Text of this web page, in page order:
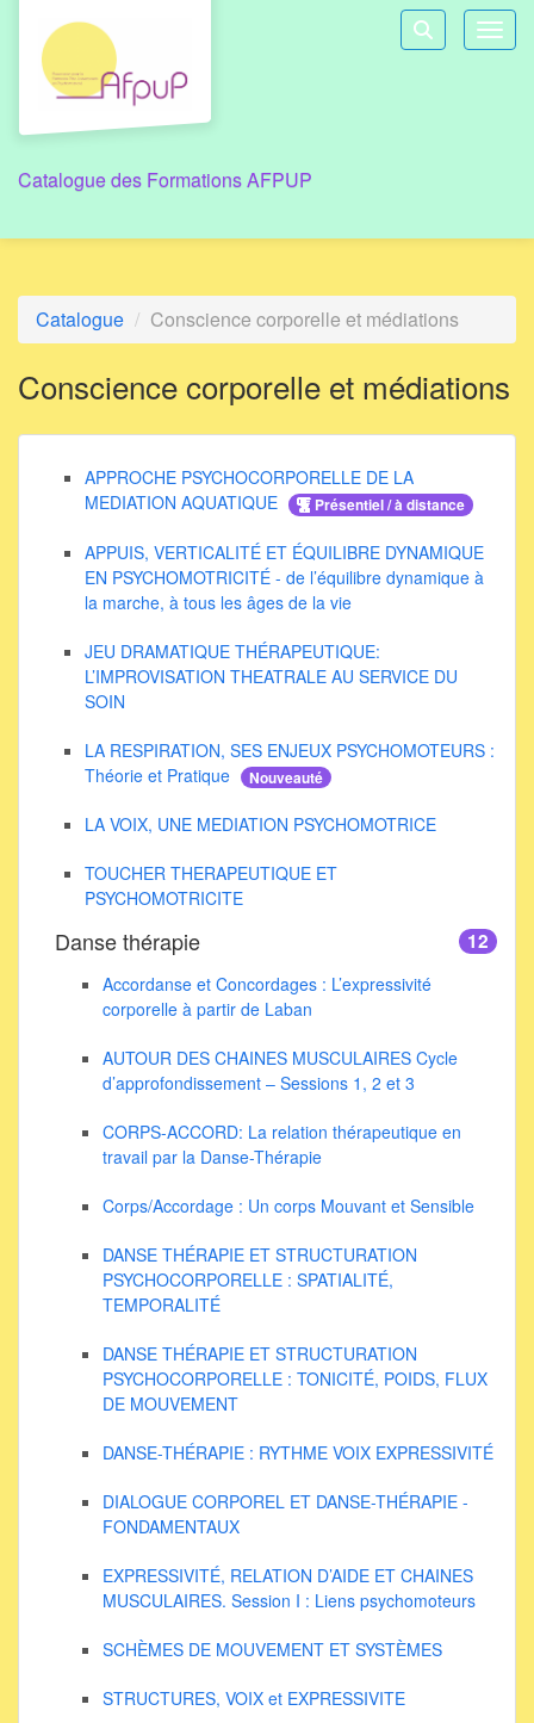
Aller au menu principal
Aller au contenu principal
Personnaliser l'interface
Rechercher
Catalogue des Formations AFPUP
Catalogue Conscience corporelle et médiations
Conscience corporelle et médiations
APPROCHE PSYCHOCORPORELLE DE LA
MEDIATION AQUATIQUE
Présentiel / à distance
APPUIS, VERTICALITÉ ET ÉQUILIBRE DYNAMIQUE
EN PSYCHOMOTRICITÉ - de l’équilibre dynamique à
la marche, à tous les âges de la vie
JEU DRAMATIQUE THÉRAPEUTIQUE:
L’IMPROVISATION THEATRALE AU SERVICE DU
SOIN
LA RESPIRATION, SES ENJEUX PSYCHOMOTEURS :
Théorie et Pratique
Nouveauté
LA VOIX, UNE MEDIATION PSYCHOMOTRICE
TOUCHER THERAPEUTIQUE ET
PSYCHOMOTRICITE
Danse thérapie 12
Accordanse et Concordages : L’expressivité
corporelle à partir de Laban
AUTOUR DES CHAINES MUSCULAIRES Cycle
d’approfondissement – Sessions 1, 2 et 3
CORPS-ACCORD: La relation thérapeutique en
travail par la Danse-Thérapie
Corps/Accordage : Un corps Mouvant et Sensible
DANSE THÉRAPIE ET STRUCTURATION
PSYCHOCORPORELLE : SPATIALITÉ,
TEMPORALITÉ
DANSE THÉRAPIE ET STRUCTURATION
PSYCHOCORPORELLE : TONICITÉ, POIDS, FLUX
DE MOUVEMENT
DANSE-THÉRAPIE : RYTHME VOIX EXPRESSIVITÉ
DIALOGUE CORPOREL ET DANSE-THÉRAPIE -
FONDAMENTAUX
EXPRESSIVITÉ, RELATION D’AIDE ET CHAINES
MUSCULAIRES. Session I : Liens psychomoteurs
SCHÈMES DE MOUVEMENT ET SYSTÈMES
STRUCTURES, VOIX et EXPRESSIVITE